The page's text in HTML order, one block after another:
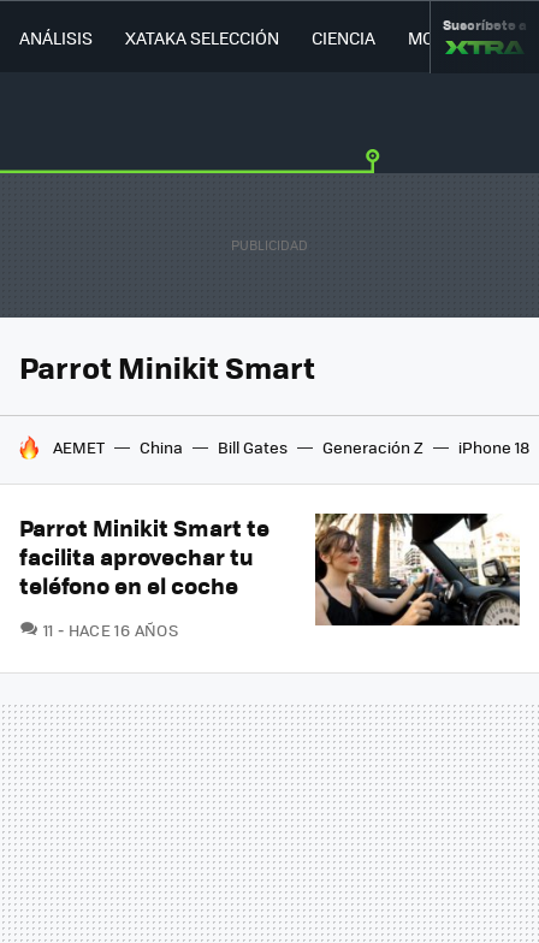
ANÁLISIS XATAKA SELECCIÓN CIENCIA MOVILIDAD
Suscríbete a
Parrot Minikit Smart
HOY SE HABLA DE
AEMET China Bill Gates Generación Z iPhone 18
Parrot Minikit Smart te
facilita aprovechar tu
teléfono en el coche
11 COMENTARIOS
HACE 16 AÑOS